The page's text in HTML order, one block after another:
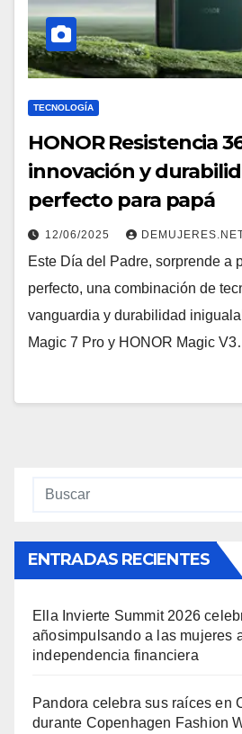
TECNOLOGÍA
HONOR Resistencia
innovación y
perfecto para papá
12/06/2025
Este Día del Padre, sorprende a
perfecto, una combinación de
vanguardia y durabilidad
Magic 7 Pro y HONOR Magic
ENTRADAS RECIENTES
Ella Invierte Summit 2026
añosimpulsando a las mujeres
independencia financiera
Pandora celebra sus raíces en
durante Copenhagen Fashion